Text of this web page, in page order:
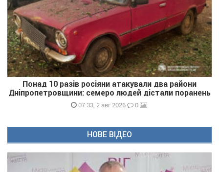
Понад 10 разів росіяни атакували два райони
Дніпропетровщини: семеро людей дістали поранень
07:33, 2 авг 2026 0
НОВЕ ВІДЕО